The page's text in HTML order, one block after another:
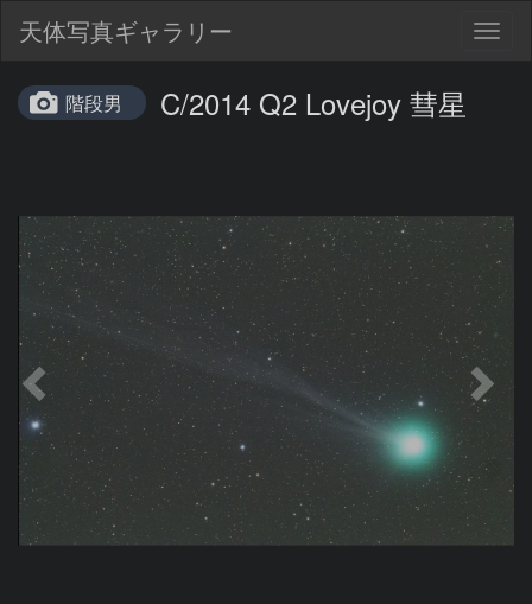
天体写真ギャラリー
階段男 C/2014 Q2 Lovejoy 彗星